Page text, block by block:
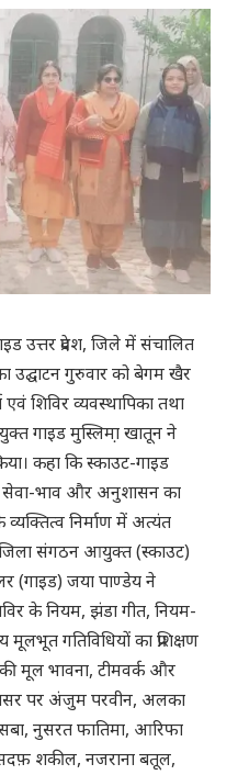
उत्तर प्रदेश, जिले में संचालित
उद्घाटन गुरुवार को बेगम खैर
एवं शिविर व्यवस्थापिका तथा
गाइड मुस्लिमा़ खातून ने
कहा कि स्काउट-गाइड
सेवा-भाव और अनुशासन का
व्यक्तित्व निर्माण में अत्यंत
संगठन आयुक्त (स्काउट)
(गाइड) जया पाण्डेय ने
शिविर के नियम, झंडा गीत, नियम-
मूलभूत गतिविधियों का प्रशिक्षण
की मूल भावना, टीमवर्क और
पर अंजुम परवीन, अलका
नुसरत फातिमा, आरिफा
सदफ़ शकील, नजराना बतूल,